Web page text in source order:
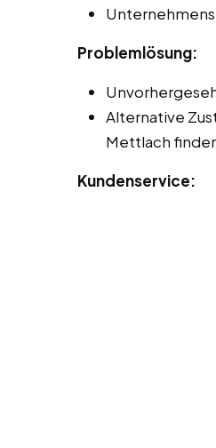
Problemlösung:
Alternative
Mettlach
Kundenservice: